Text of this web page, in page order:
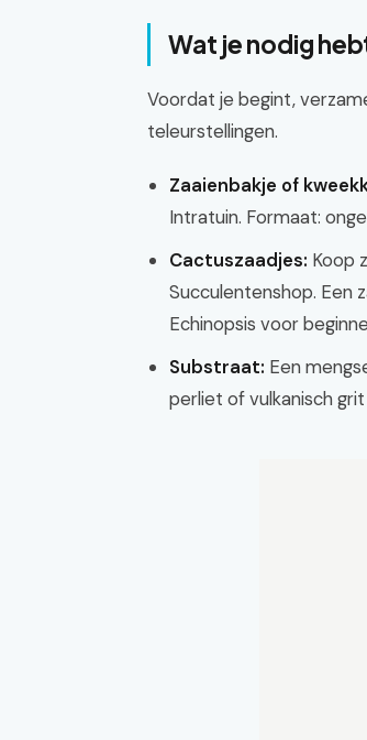
Wat je nodig
Voordat je begint,
teleurstellingen.
Zaaienbakje of
Intratuin. Formaat:
Cactuszaadjes: Koop
Succulentenshop. Een
Echinopsis voor
Substraat: Een
perliet of vulkanisch